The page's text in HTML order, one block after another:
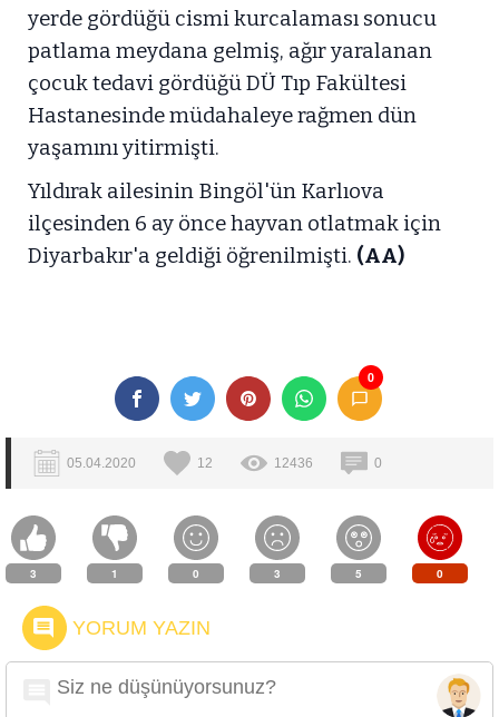
yerde gördüğü cismi kurcalaması sonucu
patlama meydana gelmiş, ağır yaralanan
çocuk tedavi gördüğü DÜ Tıp Fakültesi
Hastanesinde müdahaleye rağmen dün
yaşamını yitirmişti.
Yıldırak ailesinin Bingöl'ün Karlıova
ilçesinden 6 ay önce hayvan otlatmak için
Diyarbakır'a geldiği öğrenilmişti. (AA)
0
05.04.2020 12 12436 0
3 1 0 3 5 0
YORUM YAZIN